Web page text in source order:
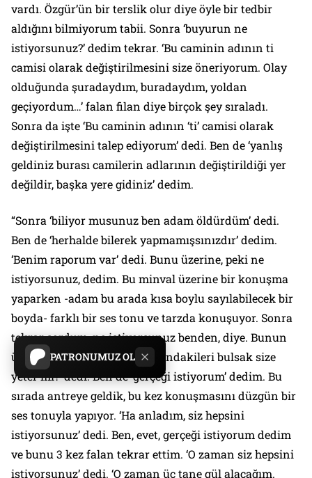
PATRONUMUZ OL
vardı. Özgür’ün bir terslik olur diye öyle bir tedbir
aldığını bilmiyorum tabii. Sonra ‘buyurun ne
istiyorsunuz?’ dedim tekrar. ‘Bu caminin adının ti
camisi olarak değiştirilmesini size öneriyorum. Olay
olduğunda şuradaydım, buradaydım, yoldan
geçiyordum…’ falan filan diye birçok şey sıraladı.
Sonra da işte ‘Bu caminin adının ‘ti’ camisi olarak
değiştirilmesini talep ediyorum’ dedi. Ben de ‘yanlış
geldiniz burası camilerin adlarının değiştirildiği yer
değildir, başka yere gidiniz’ dedim.
“Sonra ‘biliyor musunuz ben adam öldürdüm’ dedi.
Ben de ‘herhalde bilerek yapmamışsınızdır’ dedim.
‘Benim raporum var’ dedi. Bunu üzerine, peki ne
istiyorsunuz, dedim. Bu minval üzerine bir konuşma
yaparken -adam bu arada kısa boylu sayılabilecek bir
boyda- farklı bir ses tonu ve tarzda konuşuyor. Sonra
tekrar sordum, ne istiyorsunuz benden, diye. Bunun
üzerine ‘bu olayın biraz etrafındakileri bulsak size
yeter mi?’ dedi. Ben de ‘gerçeği istiyorum’ dedim. Bu
sırada antreye geldik, bu kez konuşmasını düzgün bir
ses tonuyla yapıyor. ‘Ha anladım, siz hepsini
istiyorsunuz’ dedi. Ben, evet, gerçeği istiyorum dedim
ve bunu 3 kez falan tekrar ettim. ‘O zaman siz hepsini
istiyorsunuz’ dedi. ‘O zaman üç tane gül alacağım.